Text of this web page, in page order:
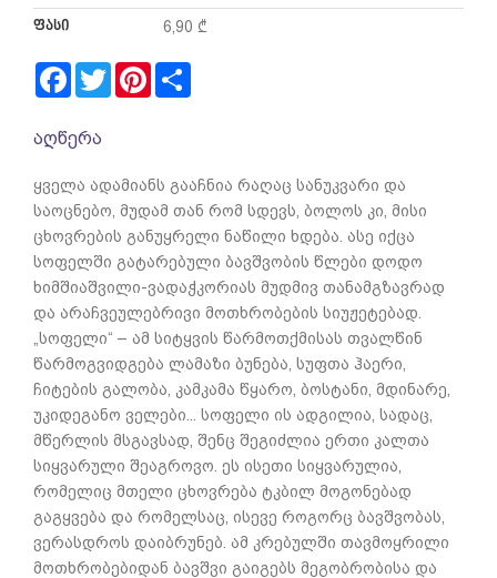
ფასი 6,90 ₾
Facebook
TwitterPinterest
აღწერა
ყველა ადამიანს გააჩნია რაღაც სანუკვარი და
საოცნებო, მუდამ თან რომ სდევს, ბოლოს კი, მისი
ცხოვრების განუყრელი ნაწილი ხდება. ასე იქცა
სოფელში გატარებული ბავშვობის წლები დოდო
ხიმშიაშვილი-ვადაჭკორიას მუდმივ თანამგზავრად
და არაჩვე­ულებრივი მოთხრობების სიუჟეტებად.
„სოფელი“ – ამ სიტყვის წარმოთქმისას თვალწინ
წარმოგვიდგება ლამაზი ბუნება, სუფთა ჰაერი,
ჩიტების გალობა, კამკამა წყარო, ბოსტანი, მდინარე,
უკიდეგანო ველები... სოფელი ის ადგილია, სადაც,
მწერლის მსგავსად, შენც შეგიძლია ერთი კალთა
სიყვარული შეაგროვო. ეს ისეთი სიყვარულია,
რომელიც მთელი ცხოვრება ტკბილ მოგონებად
გაგყვება და რომელსაც, ისევე როგორც ბავშვობას,
ვერასდროს დაიბრუნებ. ამ კრებულში თავმოყრილი
მოთხრობებიდან ბავშვი გაიგებს მეგობრობისა და